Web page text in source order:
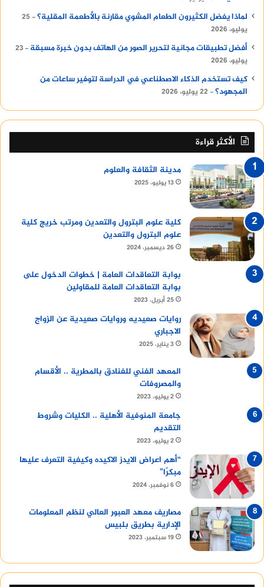
لماذا يفضل الكثيرون الطعام المشوي مقارنة بالأطعمة المقلية؟
25
يوليو، 2026
أفضل تطبيقات مجانية لتحرير الصور من الهاتف بدون خبرة مسبقة
23
يوليو، 2026
كيف تستخدم الذكاء الاصطناعي في الدراسة لتوفير ساعات من
المجهود؟ 22 يوليو، 2026
الأكثر قراءة
مدينة الثقافة والعلوم
13 يوليو، 2025
كلية علوم البترول والتعدين ومرتب خريج كلية
علوم البترول والتعدين
26 ديسمبر، 2024
بوابة التعاقدات العامة | خطوات الدخول على
بوابة التعاقدات العامة للمقاولين
25 أبريل، 2023
روايات صعيديه وروايات صعيدية عن الزواج
الاجباري
3 يناير، 2025
المعهد الفني للفنادق بالمطرية .. الأقسام
والمصروفات
2 يوليو، 2023
جامعة المنوفية الأهلية .. الكليات وشروط
التقديم
2 يوليو، 2023
“أهم اعراض الايدز الاكيده وكيفية التعرف عليها
مبكرًا”
6 نوفمبر، 2024
مصاريف معهد العبور العالي لنظم المعلومات
الإدارية بطريق بلبيس
19 سبتمبر، 2023